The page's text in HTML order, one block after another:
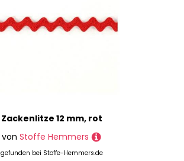
Zackenlitze 12 mm, rot
von Stoffe Hemmers
gefunden bei Stoffe-Hemmers.de